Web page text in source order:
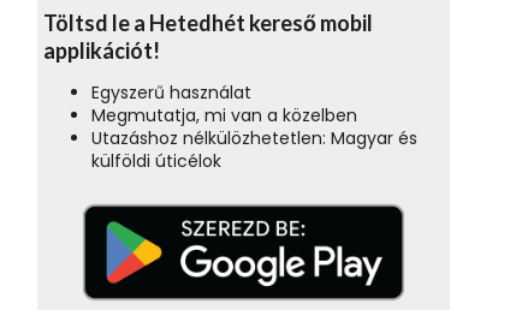
Töltsd le a Hetedhét kereső mobil
applikációt!
Egyszerű használat
Megmutatja, mi van a közelben
Utazáshoz nélkülözhetetlen: Magyar és
külföldi úticélok